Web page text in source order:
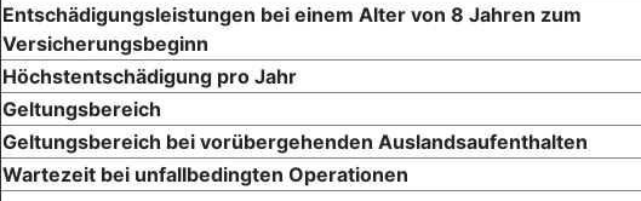
Entschädigungsleistungen bei einem Alter von 8 Jahren zum
Versicherungsbeginn
Höchstentschädigung pro Jahr
Geltungsbereich
Geltungsbereich bei vorübergehenden Auslandsaufenthalten
Wartezeit bei unfallbedingten Operationen